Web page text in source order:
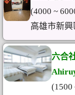
(4000 ~
高雄市新
六合
(1500